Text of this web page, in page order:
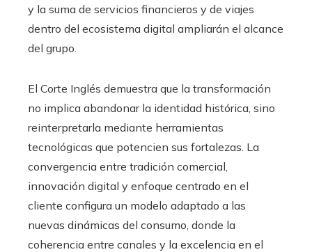
y la suma de servicios financieros y de viajes
dentro del ecosistema digital ampliarán el alcance
del grupo.
El Corte Inglés demuestra que la transformación
no implica abandonar la identidad histórica, sino
reinterpretarla mediante herramientas
tecnológicas que potencien sus fortalezas. La
convergencia entre tradición comercial,
innovación digital y enfoque centrado en el
cliente configura un modelo adaptado a las
nuevas dinámicas del consumo, donde la
coherencia entre canales y la excelencia en el